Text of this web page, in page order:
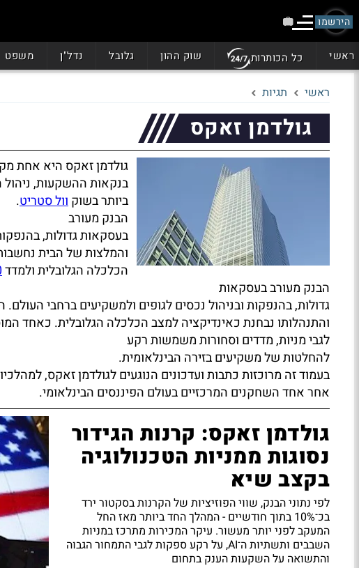
הירשמו
ראשי כל הכותרות שוק ההון גלובל נדל"ן משפט
ראשי תגיות
גולדמן זאקס
גולדמן זאקס היא אחת
בנקאות ההשקעות,
ביותר בשוקוול סטריט.
הבנק מעורב
בעסקאות גדולות,
והמלצות של הבית
הכלכלה הגלובלית ולמדד
הבנק מעורב בעסקאות
גדולות, בהנפקות ובניהול נכסים לגופים ולמשקיעים ברחבי
והתנהלותו נבחנת כאינדיקציה למצב הכלכלה הגלובלית. כאחד
לגבי מניות, מדדים וסחורות משמשות רקע
להחלטות של משקיעים בזירה הבינלאומית.
בעמוד זה מרוכזות כתבות ועדכונים הנוגעים לגולדמן זאקס,
אחר אחד השחקנים המרכזיים בעולם הפיננסים הבינלאומי.
גולדמן זאקס: קרנות הגידור
נסוגות ממניות הטכנולוגיה
בקצב שיא
לפי נתוני הבנק, שווי הפוזיציות של הקרנות בסקטור ירד
בכ־10% בתוך חודשיים - המהלך החד ביותר מאז החל
המעקב לפני יותר מעשור. עיקר המכירות מתרכז במניות
השבבים ותשתיות ה־AI, על רקע ספקות לגבי התמחור הגבוה
והתשואה על השקעות הענק בתחום